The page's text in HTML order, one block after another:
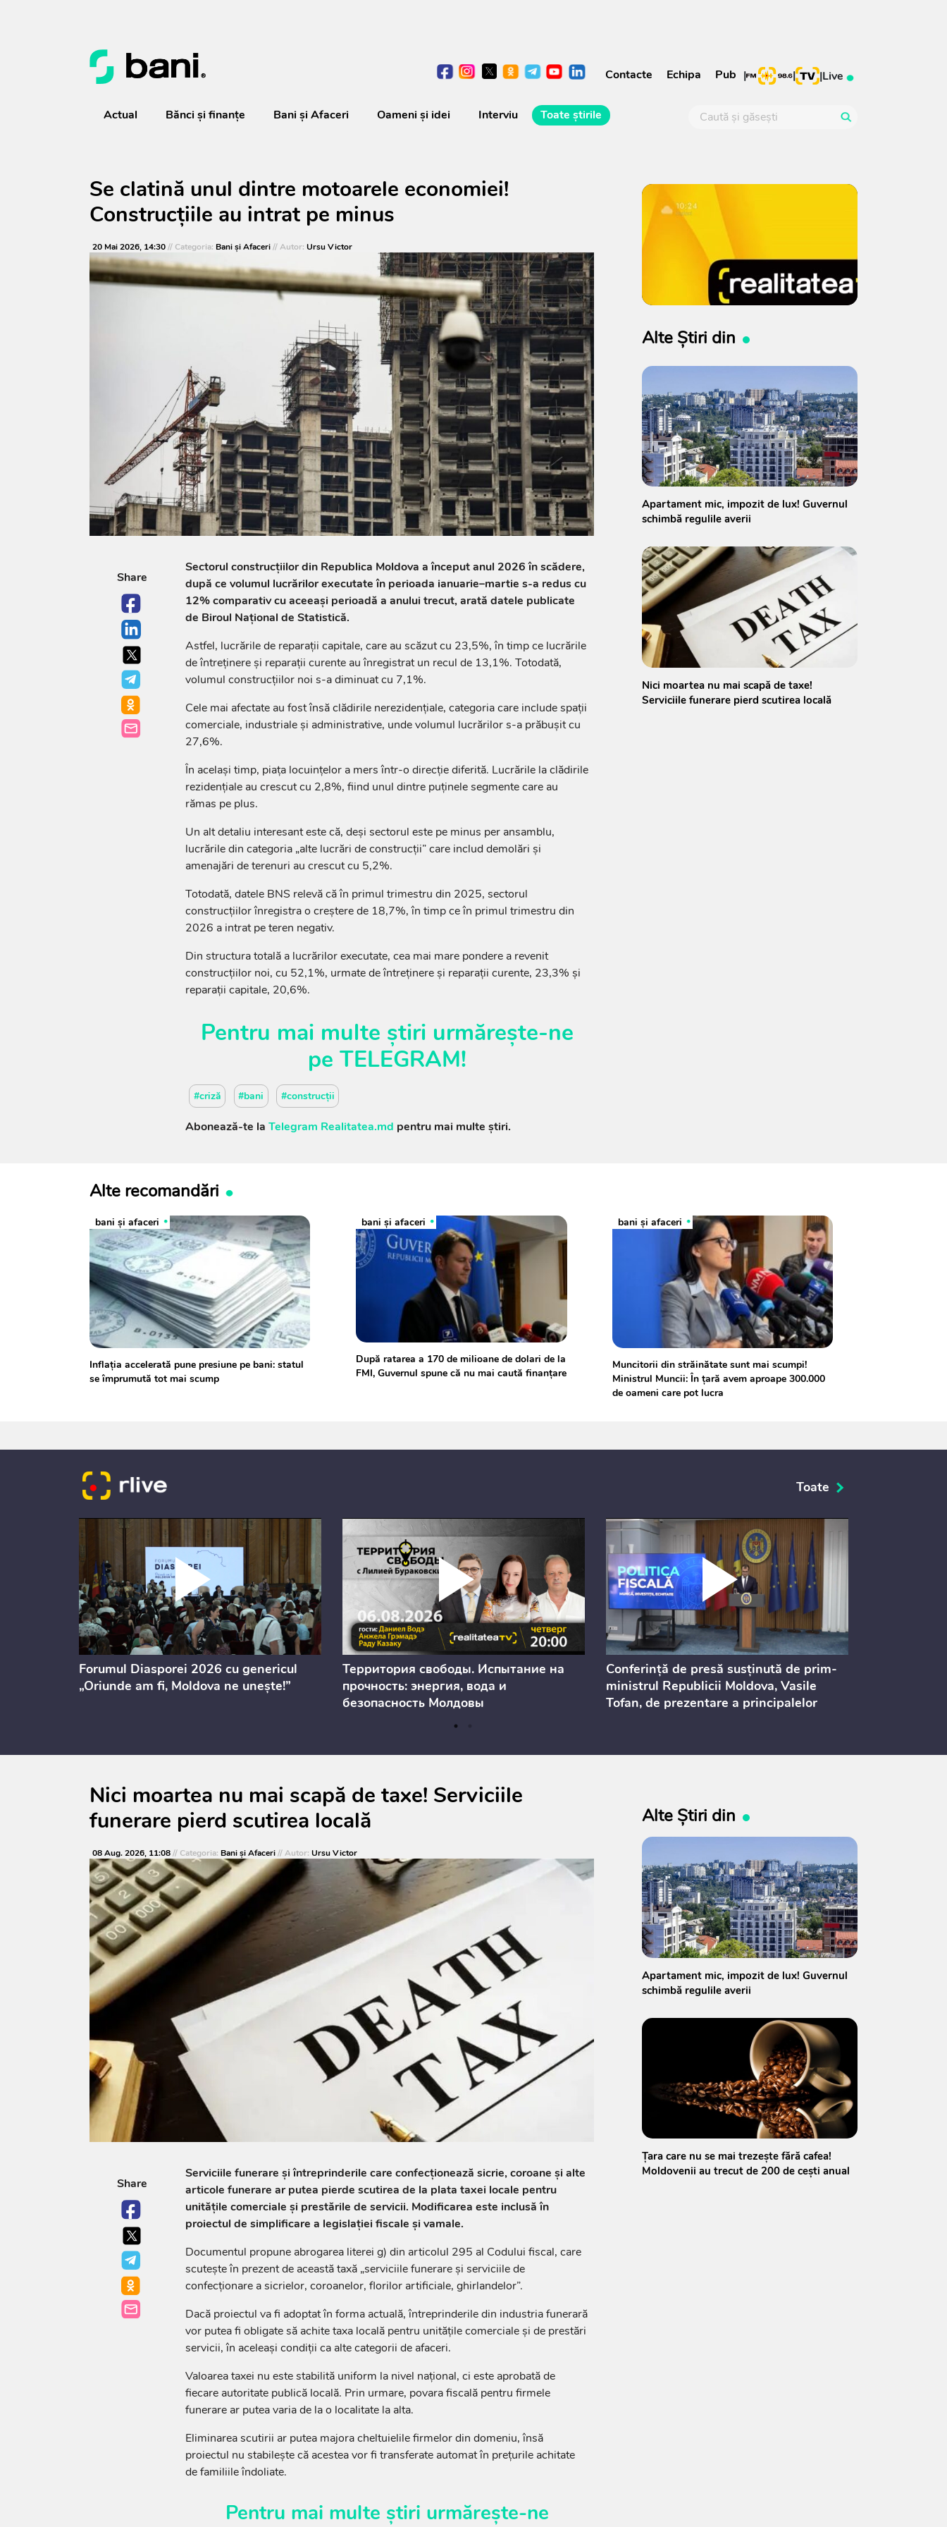
Contacte Echipa Pub | | |Live
Actual Bănci şi finanţe Bani și Afaceri Oameni şi idei Interviu Toate știrile
Se clatină unul dintre motoarele economiei!
Construcțiile au intrat pe minus
20 Mai 2026, 14:30// Categoria: Bani și Afaceri// Autor: Ursu Victor
Share
Sectorul construcțiilor din Republica Moldova a început anul 2026 în scădere,
după ce volumul lucrărilor executate în perioada ianuarie–martie s-a redus cu
12% comparativ cu aceeași perioadă a anului trecut, arată datele publicate
de Biroul Național de Statistică.
Astfel, lucrările de reparații capitale, care au scăzut cu 23,5%, în timp ce lucrările
de întreținere și reparații curente au înregistrat un recul de 13,1%. Totodată,
volumul construcțiilor noi s-a diminuat cu 7,1%.
Cele mai afectate au fost însă clădirile nerezidențiale, categoria care include spații
comerciale, industriale și administrative, unde volumul lucrărilor s-a prăbușit cu
27,6%.
În același timp, piața locuințelor a mers într-o direcție diferită. Lucrările la clădirile
rezidențiale au crescut cu 2,8%, fiind unul dintre puținele segmente care au
rămas pe plus.
Un alt detaliu interesant este că, deși sectorul este pe minus per ansamblu,
lucrările din categoria „alte lucrări de construcții” care includ demolări și
amenajări de terenuri au crescut cu 5,2%.
Totodată, datele BNS relevă că în primul trimestru din 2025, sectorul
construcțiilor înregistra o creștere de 18,7%, în timp ce în primul trimestru din
2026 a intrat pe teren negativ.
Din structura totală a lucrărilor executate, cea mai mare pondere a revenit
construcțiilor noi, cu 52,1%, urmate de întreținere și reparații curente, 23,3% și
reparații capitale, 20,6%.
Pentru mai multe știri urmărește-ne
pe TELEGRAM!
#criză #bani #construcții
Abonează-te la Telegram Realitatea.md pentru mai multe știri.
Alte Știri din
Apartament mic, impozit de lux! Guvernul
schimbă regulile averii
Nici moartea nu mai scapă de taxe!
Serviciile funerare pierd scutirea locală
Alte recomandări
bani și afaceri
Inflația accelerată pune presiune pe bani: statul
se împrumută tot mai scump
bani și afaceri
După ratarea a 170 de milioane de dolari de la
FMI, Guvernul spune că nu mai caută finanțare
bani și afaceri
Muncitorii din străinătate sunt mai scumpi!
Ministrul Muncii: În țară avem aproape 300.000
de oameni care pot lucra
Toate
Forumul Diasporei 2026 cu genericul
„Oriunde am fi, Moldova ne unește!”
Территория свободы. Испытание на
прочность: энергия, вода и
безопасность Молдовы
Conferință de presă susținută de prim-
ministrul Republicii Moldova, Vasile
Tofan, de prezentare a principalelor
consultărilor publice
Nici moartea nu mai scapă de taxe! Serviciile
funerare pierd scutirea locală
08 Aug. 2026, 11:08// Categoria: Bani și Afaceri// Autor: Ursu Victor
Share
Serviciile funerare și întreprinderile care confecționează sicrie, coroane și alte
articole funerare ar putea pierde scutirea de la plata taxei locale pentru
unitățile comerciale și prestările de servicii. Modificarea este inclusă în
proiectul de simplificare a legislației fiscale și vamale.
Documentul propune abrogarea literei g) din articolul 295 al Codului fiscal, care
scutește în prezent de această taxă „serviciile funerare și serviciile de
confecționare a sicrielor, coroanelor, florilor artificiale, ghirlandelor”.
Dacă proiectul va fi adoptat în forma actuală, întreprinderile din industria funerară
vor putea fi obligate să achite taxa locală pentru unitățile comerciale și de prestări
servicii, în aceleași condiții ca alte categorii de afaceri.
Valoarea taxei nu este stabilită uniform la nivel național, ci este aprobată de
fiecare autoritate publică locală. Prin urmare, povara fiscală pentru firmele
funerare ar putea varia de la o localitate la alta.
Eliminarea scutirii ar putea majora cheltuielile firmelor din domeniu, însă
proiectul nu stabilește că acestea vor fi transferate automat în prețurile achitate
de familiile îndoliate.
Pentru mai multe știri urmărește-ne
Alte Știri din
Apartament mic, impozit de lux! Guvernul
schimbă regulile averii
Țara care nu se mai trezește fără cafea!
Moldovenii au trecut de 200 de cești anual